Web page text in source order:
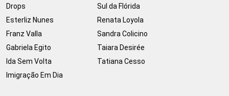
Drops
Esterliz Nunes
Franz Valla
Gabriela Egito
Ida Sem Volta
Imigração Em Dia
Sul da Flórida
Renata Loyola
Sandra Colicino
Taiara Desirée
Tatiana Cesso